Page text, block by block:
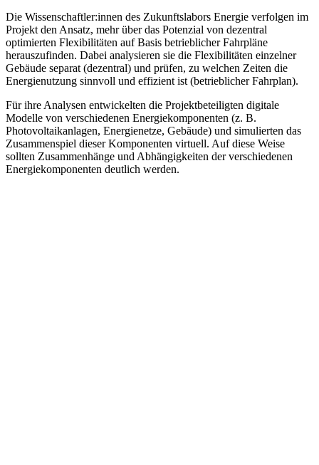
Die Wissenschaftler:innen des Zukunftslabors Energie verfolgen im
Projekt den Ansatz, mehr über das Potenzial von dezentral
optimierten Flexibilitäten auf Basis betrieblicher Fahrpläne
herauszufinden. Dabei analysieren sie die Flexibilitäten einzelner
Gebäude separat (dezentral) und prüfen, zu welchen Zeiten die
Energienutzung sinnvoll und effizient ist (betrieblicher Fahrplan).
Für ihre Analysen entwickelten die Projektbeteiligten digitale
Modelle von verschiedenen Energiekomponenten (z. B.
Photovoltaikanlagen, Energienetze, Gebäude) und simulierten das
Zusammenspiel dieser Komponenten virtuell. Auf diese Weise
sollten Zusammenhänge und Abhängigkeiten der verschiedenen
Energiekomponenten deutlich werden.